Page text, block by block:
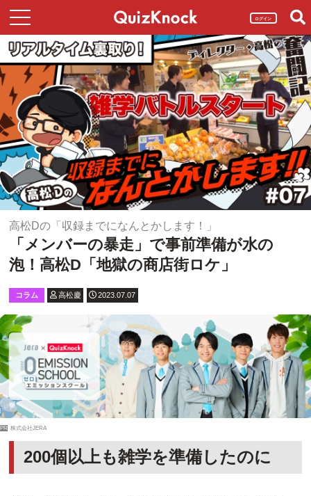
ログイン
高松Dの「収録までになんとかします！」
「メンバーの暴走」で事前準備が水の
泡！高松D「地獄の商店街ロケ」
コラム 高松慶 2023.07.07
PR 株式会社JERA
200個以上も雑学を準備したのに